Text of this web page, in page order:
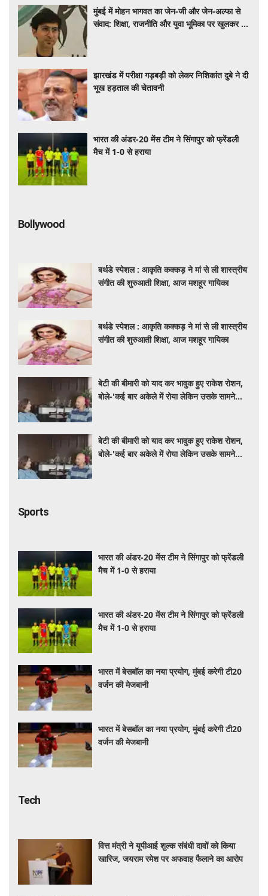
मुंबई में मोहन भागवत का जेन-जी और जेन-अल्फा से
संवाद: शिक्षा, राजनीति और युवा भूमिका पर खुलकर हुई
झारखंड में परीक्षा गड़बड़ी को लेकर निशिकांत दुबे ने दी
भूख हड़ताल की चेतावनी
भारत की अंडर-20 मेंस टीम ने सिंगापुर को फ्रेंडली
मैच में 1-0 से हराया
Bollywood
बर्थडे स्पेशल : आकृति कक्कड़ ने मां से ली शास्त्रीय
संगीत की शुरुआती शिक्षा, आज मशहूर गायिका
बर्थडे स्पेशल : आकृति कक्कड़ ने मां से ली शास्त्रीय
संगीत की शुरुआती शिक्षा, आज मशहूर गायिका
बेटी की बीमारी को याद कर भावुक हुए राकेश रोशन,
बोले-'कई बार अकेले में रोया लेकिन उसके सामने
बेटी की बीमारी को याद कर भावुक हुए राकेश रोशन,
बोले-'कई बार अकेले में रोया लेकिन उसके सामने
Sports
भारत की अंडर-20 मेंस टीम ने सिंगापुर को फ्रेंडली
मैच में 1-0 से हराया
भारत की अंडर-20 मेंस टीम ने सिंगापुर को फ्रेंडली
मैच में 1-0 से हराया
भारत में बेसबॉल का नया प्रयोग, मुंबई करेगी टी20
वर्जन की मेजबानी
भारत में बेसबॉल का नया प्रयोग, मुंबई करेगी टी20
वर्जन की मेजबानी
Tech
वित्त मंत्री ने यूपीआई शुल्क संबंधी दावों को किया
खारिज, जयराम रमेश पर अफवाह फैलाने का आरोप